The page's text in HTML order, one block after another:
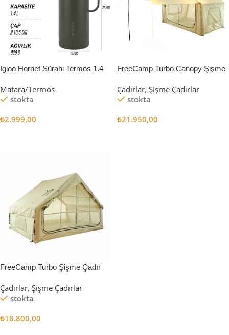
Igloo Hornet Sürahi Termos 1.4
Matara/Termos
stokta
₺2.999,00
FreeCamp Turbo Canopy Şişme
Çadırlar, Şişme Çadırlar
stokta
₺21.950,00
FreeCamp Turbo Şişme Çadır
Çadırlar, Şişme Çadırlar
stokta
₺18.800,00